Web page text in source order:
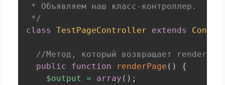
* Объявляем наш класс-контроллер.
*/
class
TestPageController extends
//Метод, который возвращает render
public
function renderPage ( )
{
$output
= array ( ) ;